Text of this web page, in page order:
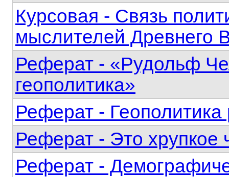
Курсовая - Связь
мыслителей Древнего
Реферат - «Рудольф
геополитика»
Реферат -
Реферат - Это хрупкое
Реферат -